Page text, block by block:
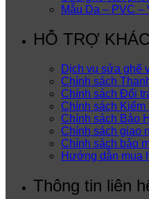
Mẫu Da – PVC
HỖ TRỢ
Dịch vụ sửa ghế
Chính sách
Chính sách Đổi
Chính sách Kiểm
Chính sách Bảo
Chính sách giao
Chính sách bảo
Hướng dẫn mua
Thông tin liên